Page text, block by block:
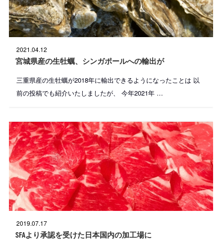
投
稿
日
:
2021.04.12
宮城県産の生牡蠣、シンガポールへの輸出が
三重県産の生牡蠣が2018年に輸出できるようになったことは 以
前の投稿でも紹介いたしましたが、 今年2021年 …
投
稿
日
:
2019.07.17
SFAより承認を受けた日本国内の加工場に